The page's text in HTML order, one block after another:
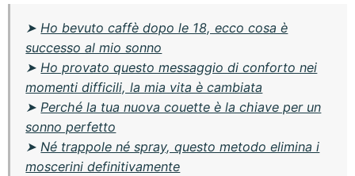
➤Ho bevuto caffè dopo le 18, ecco cosa è
successo al mio sonno
➤Ho provato questo messaggio di conforto nei
momenti difficili, la mia vita è cambiata
➤Perché la tua nuova couette è la chiave per un
sonno perfetto
➤Né trappole né spray, questo metodo elimina i
moscerini definitivamente